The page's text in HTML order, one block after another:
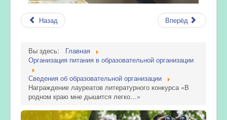
Назад Вперёд
Вы здесь:
Главная
Организация питания в образовательной организации
Сведения об образовательной организации
Награждение лауреатов литературного конкурса «В
родном краю мне дышится легко…»